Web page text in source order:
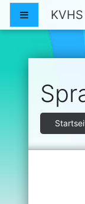
Zum Hauptinhalt
Website-